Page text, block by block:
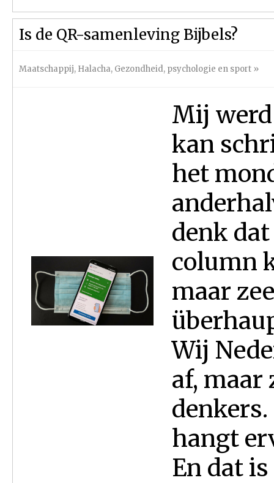
Is de QR-samenleving Bijbels?
Maatschappij, Halacha, Gezondheid, psychologie en sport »
Mij
kan
het
denk
column
maar
Wij
af,
hangt
En dat